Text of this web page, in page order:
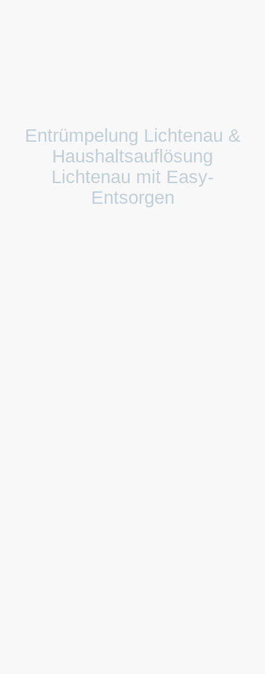
Entrümpelung Lichtenau &
Haushaltsauflösung
Lichtenau mit Easy-
Entsorgen